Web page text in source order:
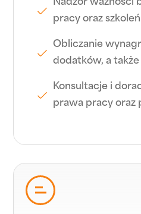
Nadzór ważności
pracy oraz
Obliczanie
dodatków, a
Konsultacje i
prawa pracy oraz